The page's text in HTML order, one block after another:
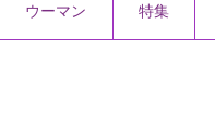
ウーマン 特集